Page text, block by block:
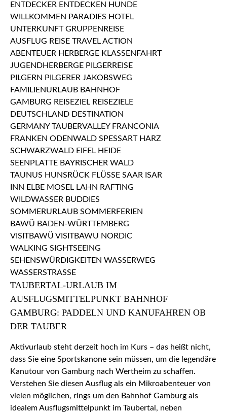
TAUBERTAL-URLAUB IM
AUSFLUGSMITTELPUNKT BAHNHOF
GAMBURG: PADDELN UND KANUFAHREN OB
DER TAUBER
Aktivurlaub steht derzeit hoch im Kurs – das heißt nicht,
dass Sie eine Sportskanone sein müssen, um die legendäre
Kanutour von Gamburg nach Wertheim zu schaffen.
Verstehen Sie diesen Ausflug als ein Mikroabenteuer von
vielen möglichen, rings um den Bahnhof Gamburg als
idealem Ausflugsmittelpunkt im Taubertal, neben